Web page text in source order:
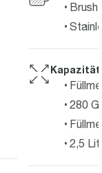
Kapazität
280
2,5